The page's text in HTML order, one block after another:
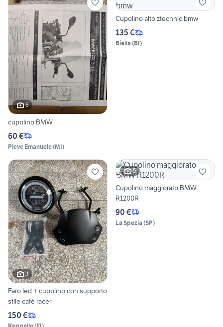
6
cupolino BMW
60 €
Pieve Emanuele(MI)
Cupolino alto ztechnic bmw
135 €
Biella (BI)
3
Faro led + cupolino con supporto
stile café racer
150 €
5
Cupolino maggiorato BMW
R1200R
90 €
La Spezia (SP)